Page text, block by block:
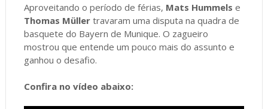
Aproveitando o período de férias, Mats Hummels e
Thomas Müllertravaram uma disputa na quadra de
basquete do Bayern de Munique. O zagueiro
mostrou que entende um pouco mais do assunto e
ganhou o desafio.
Confira no vídeo abaixo: